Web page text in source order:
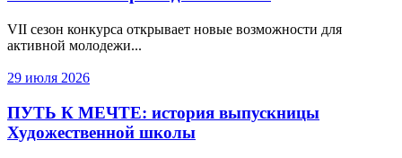
VII сезон конкурса открывает новые возможности для
активной молодежи...
29 июля 2026
ПУТЬ К МЕЧТЕ: история выпускницы
Художественной школы